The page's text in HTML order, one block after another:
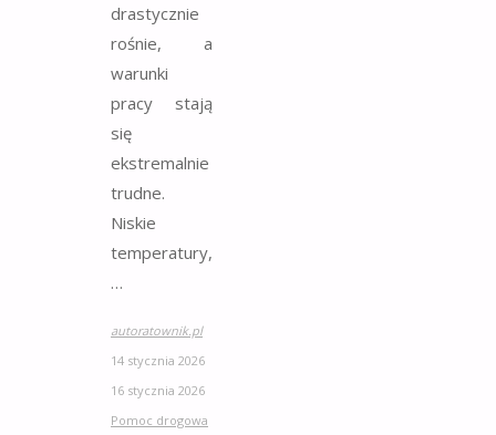
drastycznie
rośnie, a
warunki
pracy stają
się
ekstremalnie
trudne.
Niskie
temperatury,
…
autoratownik.pl
14 stycznia 2026
16 stycznia 2026
Pomoc drogowa